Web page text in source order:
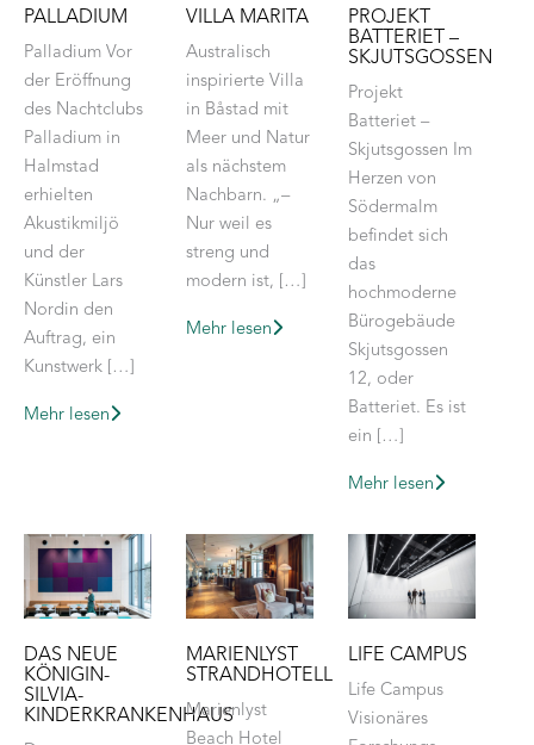
PALLADIUM
Palladium Vor
der Eröffnung
des Nachtclubs
Palladium in
Halmstad
erhielten
Akustikmiljö
und der
Künstler Lars
Nordin den
Auftrag, ein
Kunstwerk […]
Mehr lesen
VILLA MARITA
Australisch
inspirierte Villa
in Båstad mit
Meer und Natur
als nächstem
Nachbarn. „–
Nur weil es
streng und
modern ist, […]
Mehr lesen
PROJEKT
BATTERIET –
SKJUTSGOSSEN
Projekt
Batteriet –
Skjutsgossen Im
Herzen von
Södermalm
befindet sich
das
hochmoderne
Bürogebäude
Skjutsgossen
12, oder
Batteriet. Es ist
ein […]
Mehr lesen
DAS NEUE
KÖNIGIN-
SILVIA-
KINDERKRANKENHAUS
MARIENLYST
STRANDHOTELL
Marienlyst
Beach Hotel
LIFE CAMPUS
Life Campus
Visionäres